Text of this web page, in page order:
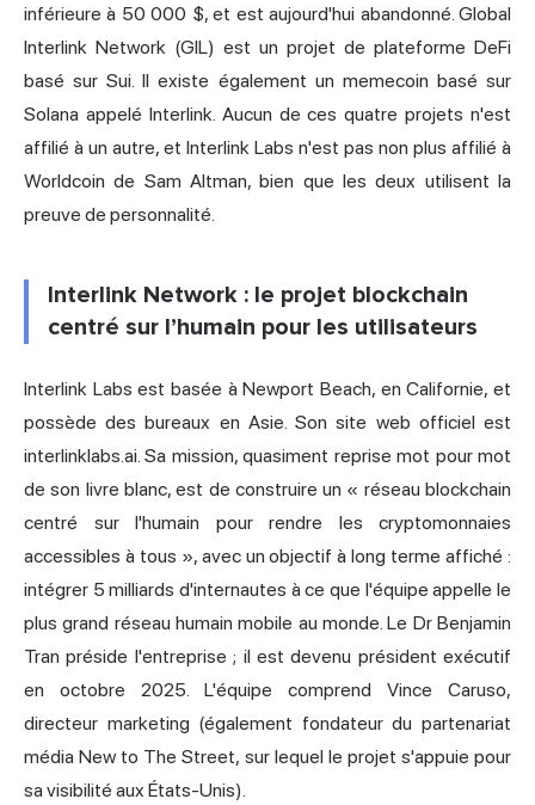
inférieure à 50 000 $, et est aujourd'hui abandonné. Global
Interlink Network (GIL) est un projet de plateforme DeFi
basé sur Sui. Il existe également un memecoin basé sur
Solana appelé Interlink. Aucun de ces quatre projets n'est
affilié à un autre, et Interlink Labs n'est pas non plus affilié à
Worldcoin de Sam Altman, bien que les deux utilisent la
preuve de personnalité.
Interlink Network : le projet blockchain
centré sur l’humain pour les utilisateurs
Interlink Labs est basée à Newport Beach, en Californie, et
possède des bureaux en Asie. Son site web officiel est
interlinklabs.ai. Sa mission, quasiment reprise mot pour mot
de son livre blanc, est de construire un « réseau blockchain
centré sur l'humain pour rendre les cryptomonnaies
accessibles à tous », avec un objectifà long terme affiché :
intégrer 5 milliards d'internautes à ce que l'équipe appelle le
plus grand réseau humain mobile au monde. Le Dr Benjamin
Tran préside l'entreprise ; il est devenu président exécutif
en octobre 2025. L'équipe comprend Vince Caruso,
directeur marketing (également fondateur du partenariat
média New to The Street, sur lequel le projet s'appuie pour
sa visibilité aux États-Unis).